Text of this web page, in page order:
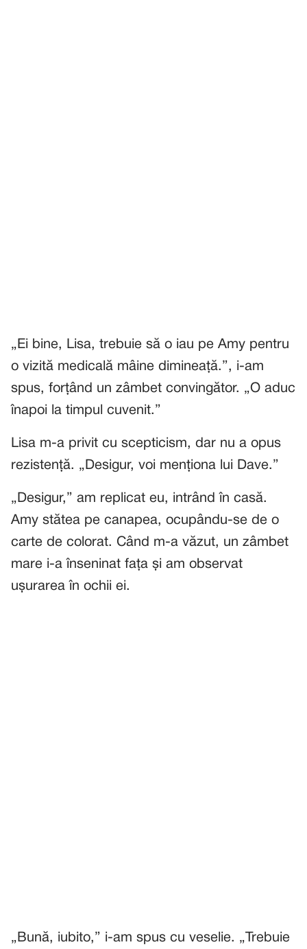
„Ei bine, Lisa, trebuie să o iau pe Amy pentru
o vizită medicală mâine dimineață.”, i-am
spus, forțând un zâmbet convingător. „O aduc
înapoi la timpul cuvenit.”
Lisa m-a privit cu scepticism, dar nu a opus
rezistență. „Desigur, voi menționa lui Dave.”
„Desigur,” am replicat eu, intrând în casă.
Amy stătea pe canapea, ocupându-se de o
carte de colorat. Când m-a văzut, un zâmbet
mare i-a înseninat fața și am observat
ușurarea în ochii ei.
„Bună, iubito,” i-am spus cu veselie. „Trebuie